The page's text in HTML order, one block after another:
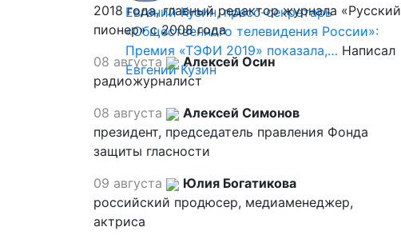
Евгений Кузин, пресс-секретарь
«Общественного телевидения России»:
Премия «ТЭФИ 2019» показала,… Написал
Евгений Кузин
2018 года, главный редактор журнала «Русский
пионер» с 2008 года
08 августа
Алексей Осин
радиожурналист
08 августа
Алексей Симонов
президент, председатель правления Фонда
защиты гласности
09 августа
Юлия Богатикова
российский продюсер, медиаменеджер,
актриса